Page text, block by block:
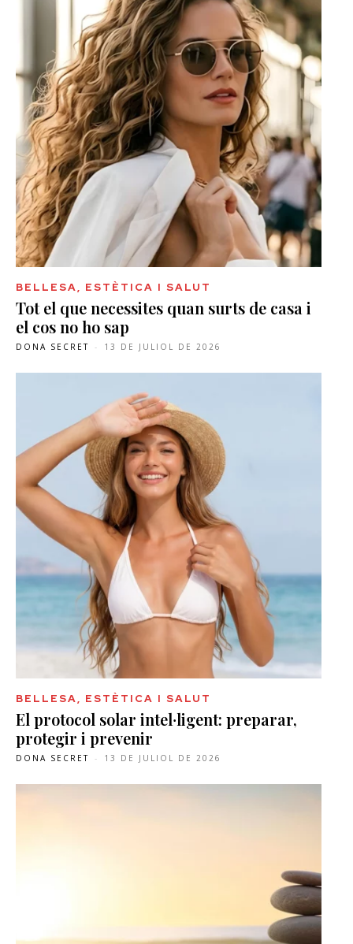
BELLESA, ESTÈTICA I SALUT
Tot el que necessites quan surts de casa i
el cos no ho sap
DONA SECRET - 13 DE JULIOL DE 2026
BELLESA, ESTÈTICA I SALUT
El protocol solar intel·ligent: preparar,
protegir i prevenir
DONA SECRET - 13 DE JULIOL DE 2026